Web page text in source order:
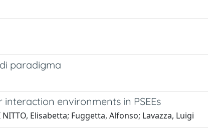
paradigma
environments in PSEEs
Elisabetta; Fuggetta, Alfonso; Lavazza, Luigi